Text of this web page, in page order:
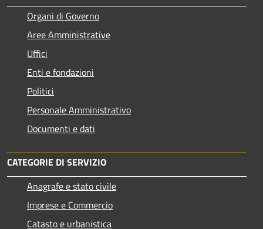
Organi di Governo
Aree Amministrative
Uffici
Enti e fondazioni
Politici
Personale Amministrativo
Documenti e dati
CATEGORIE DI SERVIZIO
Anagrafe e stato civile
Imprese e Commercio
Catasto e urbanistica